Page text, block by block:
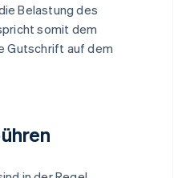
Belastung des
somit dem
Gutschrift auf dem